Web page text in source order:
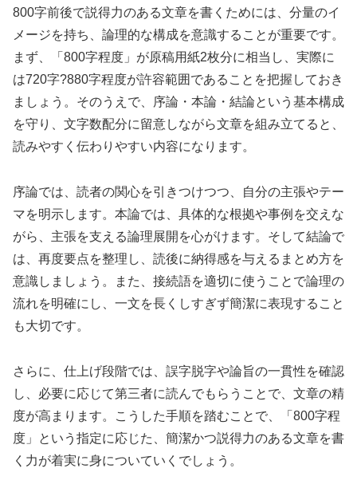
800字前後で説得力のある文章を書くためには、分量のイ
メージを持ち、論理的な構成を意識することが重要です。
まず、「800字程度」が原稿用紙2枚分に相当し、実際に
は720字?880字程度が許容範囲であることを把握しておき
ましょう。そのうえで、序論・本論・結論という基本構成
を守り、文字数配分に留意しながら文章を組み立てると、
読みやすく伝わりやすい内容になります。
序論では、読者の関心を引きつけつつ、自分の主張やテー
マを明示します。本論では、具体的な根拠や事例を交えな
がら、主張を支える論理展開を心がけます。そして結論で
は、再度要点を整理し、読後に納得感を与えるまとめ方を
意識しましょう。また、接続語を適切に使うことで論理の
流れを明確にし、一文を長くしすぎず簡潔に表現すること
も大切です。
さらに、仕上げ段階では、誤字脱字や論旨の一貫性を確認
し、必要に応じて第三者に読んでもらうことで、文章の精
度が高まります。こうした手順を踏むことで、「800字程
度」という指定に応じた、簡潔かつ説得力のある文章を書
く力が着実に身についていくでしょう。